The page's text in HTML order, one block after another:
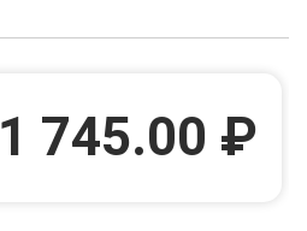
1 745.00 ₽